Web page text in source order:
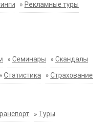
» Рекламные туры
» Семинары » Скандалы
» Статистика » Страхование
» Туры